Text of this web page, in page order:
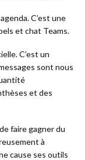
C’est une
et chat Teams.
C’est un
sont nous
et des
faire gagner du
à
cause ses outils